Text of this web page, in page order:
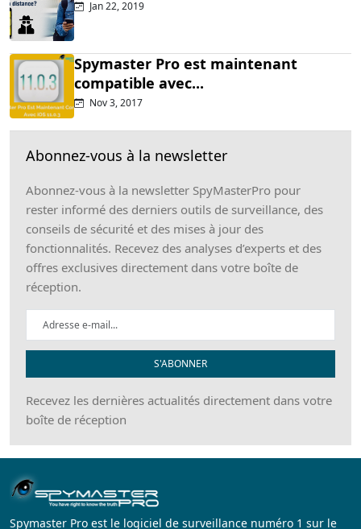
Jan 22, 2019
Spymaster Pro est maintenant
compatible avec...
Nov 3, 2017
Abonnez-vous à la newsletter
Abonnez-vous à la newsletter SpyMasterPro pour
rester informé des derniers outils de surveillance, des
conseils de sécurité et des mises à jour des
fonctionnalités. Recevez des analyses d’experts et des
offres exclusives directement dans votre boîte de
réception.
S'ABONNER
Recevez les dernières actualités directement dans votre
boîte de réception
Spymaster Pro est le logiciel de surveillance numéro 1 sur le